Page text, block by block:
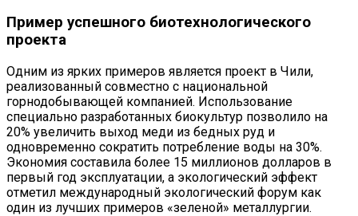
Пример успешного биотехнологического
проекта
Одним из ярких примеров является проект в Чили,
реализованный совместно с национальной
горнодобывающей компанией. Использование
специально разработанных биокультур позволило на
20% увеличить выход меди из бедных руд и
одновременно сократить потребление воды на 30%.
Экономия составила более 15 миллионов долларов в
первый год эксплуатации, а экологический эффект
отметил международный экологический форум как
один из лучших примеров «зеленой» металлургии.